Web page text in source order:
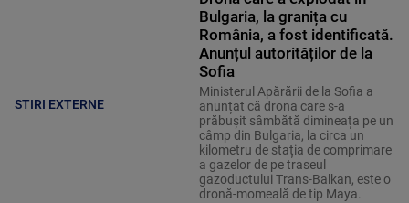
STIRI EXTERNE
Bulgaria, la granița cu
România, a fost identificată.
Anunțul autorităților de la
Sofia
Ministerul Apărării de la Sofia a
anunțat că drona care s-a
prăbușit sâmbătă dimineața pe un
câmp din Bulgaria, la circa un
kilometru de stația de comprimare
a gazelor de pe traseul
gazoductului Trans-Balkan, este o
dronă-momeală de tip Maya.